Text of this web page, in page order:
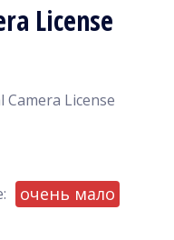
License
Camera License
очень мало